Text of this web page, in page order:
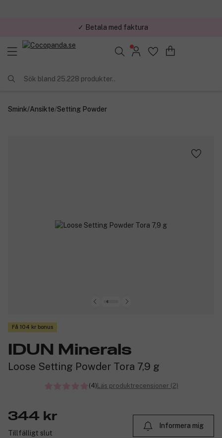
Sök bland 25.228 produkter..
Smink/Ansikte/Setting Powder
Få 104 kr bonus
IDUN Minerals
Loose Setting Powder Tora 7,9 g
(4)Läs produktrecensioner (2)
344 kr
Tillfälligt slut
Informera mig